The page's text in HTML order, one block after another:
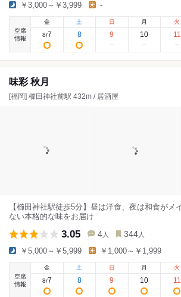
￥3,000～￥3,999 -
空席
情報
金
8/7
土
8
日
9
月
10
火
11
味彩 秋月
[福岡] 櫛田神社前駅 432m / 居酒屋
【櫛田神社駅徒歩5分】昼は洋食、夜は和食がメ
ない本格的な味をお届け
3.05 4 人 344 人
￥5,000～￥5,999 ￥1,000～￥1,999
空席
情報
金
8/7
土
8
日
9
月
10
火
11